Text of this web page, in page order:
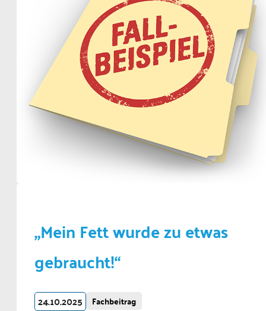
„Mein Fett wurde zu etwas
gebraucht!“
24.10.2025 Fachbeitrag